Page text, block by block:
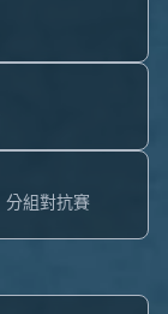
分組對抗賽